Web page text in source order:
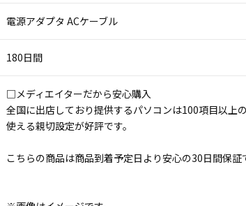
電源アダプタ ACケーブル
180日間
□メディエイターだから安心購入
全国に出店しており提供するパソコンは100項目以上
使える親切設定が好評です。
こちらの商品は商品到着予定日より安心の30日間保証